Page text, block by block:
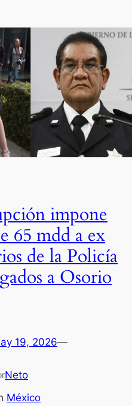
impone
65 mdd a ex
de la Policía
a Osorio
19, 2026—
Neto
México